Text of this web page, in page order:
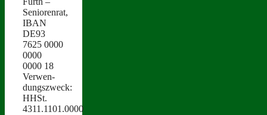
Seniorenrat,
IBAN
DE93
7625 0000
0000
0000 18
Ver­wen­
dungszweck:
HHSt.
4311.1101.0000